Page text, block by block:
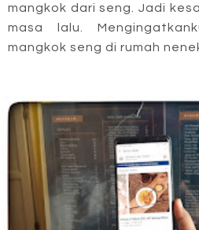
mangkok dari seng. Jadi
masa lalu.
mangkok seng di rumah